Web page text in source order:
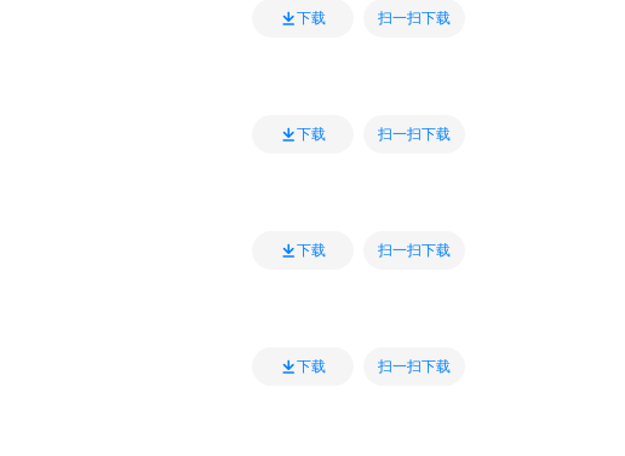
下载 扫一扫下载
下载 扫一扫下载
下载 扫一扫下载
下载 扫一扫下载